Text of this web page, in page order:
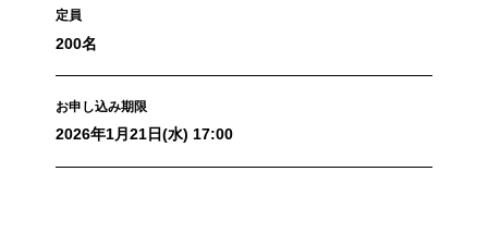
定員
200名
お申し込み期限
2026年1月21日(水) 17:00